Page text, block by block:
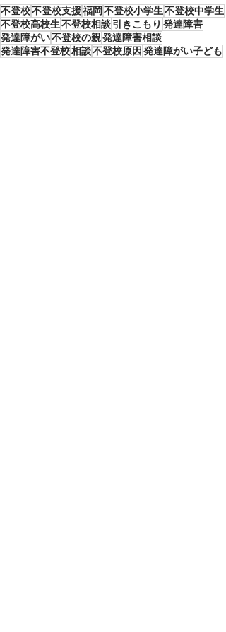
不登校不登校支援福岡不登校小学生不登校中学生
不登校高校生不登校相談引きこもり 発達障害
発達障がい不登校の親発達障害相談
発達障害不登校相談不登校原因発達障がい子ども